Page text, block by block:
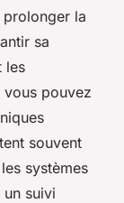
prolonger la
sa
les
vous pouvez
souvent
systèmes
suivi